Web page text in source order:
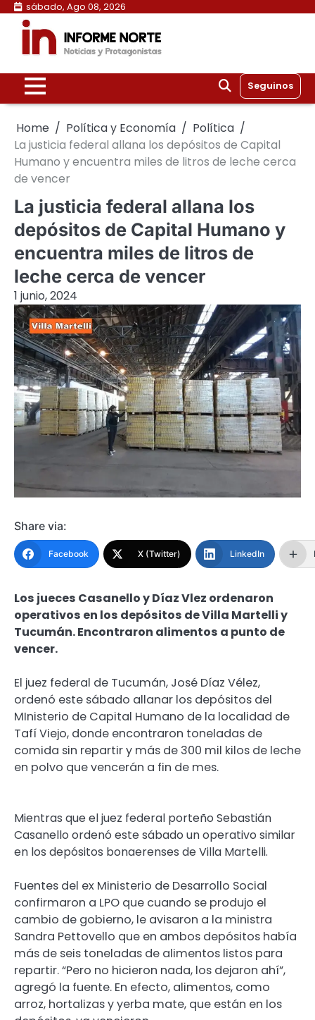
Skip
content
sábado, Ago 08, 2026
Seguinos
Home Política y Economía
Política
La justicia federal allana los depósitos de Capital
Humano y encuentra miles de litros de leche cerca
de vencer
La justicia federal allana los
depósitos de Capital Humano y
encuentra miles de litros de
leche cerca de vencer
1 junio, 2024
Share via:
Facebook X (Twitter) LinkedIn
Los jueces Casanello y Díaz Vlez ordenaron
operativos en los depósitos de Villa Martelli y
Tucumán. Encontraron alimentos a punto de
vencer.
El juez federal de Tucumán, José Díaz Vélez,
ordenó este sábado allanar los depósitos del
MInisterio de Capital Humano de la localidad de
Tafí Viejo, donde encontraron toneladas de
comida sin repartir y más de 300 mil kilos de leche
en polvo que vencerán a fin de mes.
Mientras que el juez federal porteño Sebastián
Casanello ordenó este sábado un operativo similar
en los depósitos bonaerenses de Villa Martelli.
Fuentes del ex Ministerio de Desarrollo Social
confirmaron a LPO que cuando se produjo el
cambio de gobierno, le avisaron a la ministra
Sandra Pettovello que en ambos depósitos había
más de seis toneladas de alimentos listos para
repartir. “Pero no hicieron nada, los dejaron ahí”,
agregó la fuente. En efecto, alimentos, como
arroz, hortalizas y yerba mate, que están en los